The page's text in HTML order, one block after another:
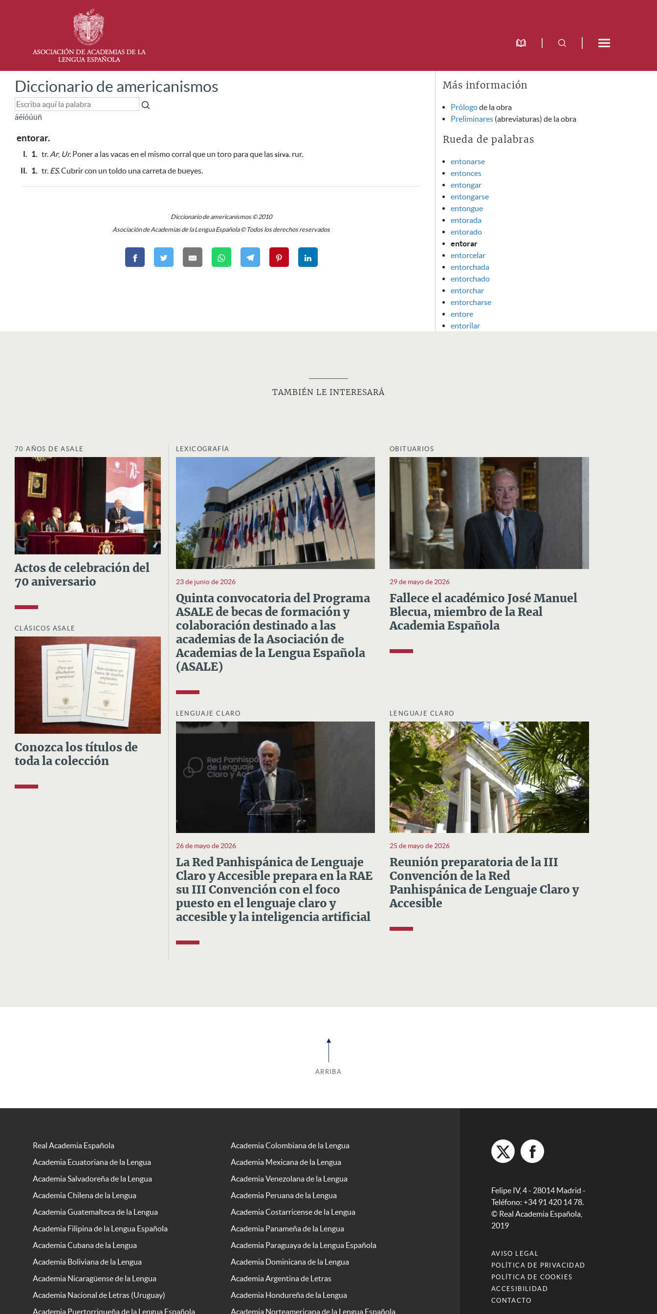
Diccionario de americanismos
áéíóúüñ
entorar.
I. 1. tr. Ar, Ur. Poner a las vacas en el mismo corral que un toro para que las sirva. rur.
II. 1. tr. ES.Cubrir con un toldo una carreta de bueyes.
Diccionario de americanismos © 2010
Asociación de Academias de la Lengua Española © Todos los derechos reservados
Más información
Prólogode la obra
Preliminares (abreviaturas) de la obra
Rueda de palabras
entonarse
entonces
entongar
entongarse
entongue
entorada
entorado
entorar
entorcelar
entorchada
entorchado
entorchar
entorcharse
entore
entorilar
TAMBIÉN LE INTERESARÁ
70 AÑOS DE ASALE
Actos de celebración del
70 aniversario
CLÁSICOS ASALE
Conozca los títulos de
toda la colección
LEXICOGRAFÍA
23 de junio de 2026
Quinta convocatoria del Programa
ASALE de becas de formación y
colaboración destinado a las
academias de la Asociación de
Academias de la Lengua Española
(ASALE)
OBITUARIOS
29 de mayo de 2026
Fallece el académico José Manuel
Blecua, miembro de la Real
Academia Española
LENGUAJE CLARO
26 de mayo de 2026
La Red Panhispánica de Lenguaje
Claro y Accesible prepara en la RAE
su III Convención con el foco
puesto en el lenguaje claro y
accesible y la inteligencia artificial
LENGUAJE CLARO
25 de mayo de 2026
Reunión preparatoria de la III
Convención de la Red
Panhispánica de Lenguaje Claro y
Accesible
ARRIBA
Real Academia Española
Academia Colombiana de la Lengua
Academia Ecuatoriana de la Lengua
Academia Mexicana de la Lengua
Academia Salvadoreña de la Lengua
Academia Venezolana de la Lengua
Academia Chilena de la Lengua
Academia Peruana de la Lengua
Academia Guatemalteca de la Lengua
Academia Costarricense de la Lengua
Academia Filipina de la Lengua Española
Academia Panameña de la Lengua
Academia Cubana de la Lengua
Academia Paraguaya de la Lengua Española
Academia Boliviana de la Lengua
Academia Dominicana de la Lengua
Academia Nicaragüense de la Lengua
Academia Argentina de Letras
Academia Nacional de Letras (Uruguay)
Academia Hondureña de la Lengua
Academia Puertorriqueña de la Lengua Española
Academia Norteamericana de la Lengua Española
Felipe IV, 4 - 28014 Madrid -
Teléfono: +34 91 420 14 78.
© Real Academia Española,
2019
AVISO LEGAL
POLÍTICA DE PRIVACIDAD
POLÍTICA DE COOKIES
ACCESIBILIDAD
CONTACTO